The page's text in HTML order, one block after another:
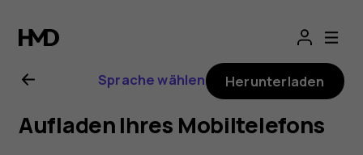
Nokia
G11 Sprache wählen Herunterladen
Aufladen Ihres Mobiltelefons